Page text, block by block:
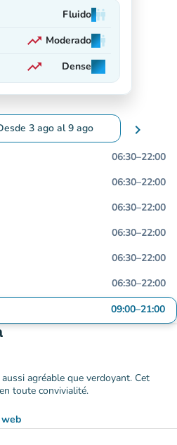
Fluidoman
man
man
trending_up Moderadoman
man
man
trending_up
En aumento
Denseman
man
man
3 ago al9 ago
calendario para cambiar las
chevron_right
06:30–22:00
06:30–22:00
06:30–22:00
06:30–22:00
06:30–22:00
06:30–22:00
09:00–21:00
agréable que verdoyant. Cet
toute convivialité.